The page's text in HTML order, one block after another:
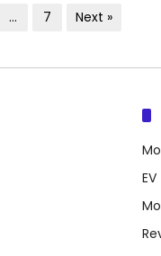
… 7 Next »